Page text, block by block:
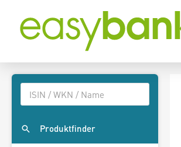
Produktfinder